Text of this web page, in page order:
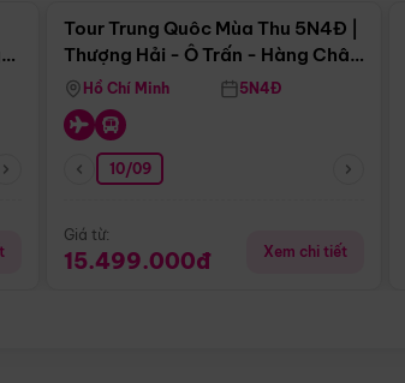
Tour Trung Quôc Mùa Thu 5N4Đ |
Thượng Hải - Ô Trấn - Hàng Châu
(Tour Không Shopping)
Hồ Chí Minh 5N4Đ
10/09
Giá từ:
15.499.000đ Xem chi tiết